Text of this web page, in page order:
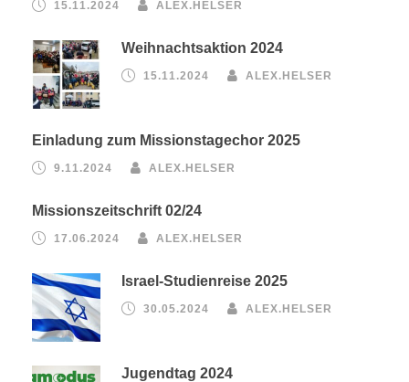
15.11.2024 ALEX.HELSER
Weihnachtsaktion 2024
15.11.2024 ALEX.HELSER
Einladung zum Missionstagechor 2025
9.11.2024 ALEX.HELSER
Missionszeitschrift 02/24
17.06.2024 ALEX.HELSER
Israel-Studienreise 2025
30.05.2024 ALEX.HELSER
Jugendtag 2024